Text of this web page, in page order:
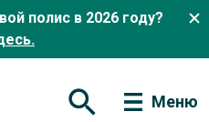
полис в 2026 году?
Открытая форма
Меню